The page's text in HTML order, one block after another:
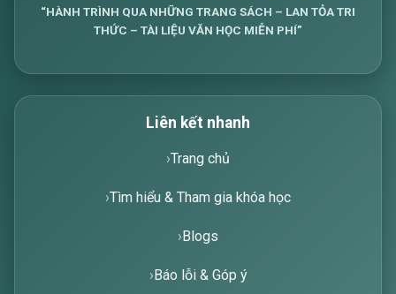
“HÀNH TRÌNH QUA NHỮNG TRANG SÁCH – LAN TỎA TRI
THỨC – TÀI LIỆU VĂN HỌC MIỄN PHÍ”
Liên kết nhanh
Trang chủ
Tìm hiểu & Tham gia khóa học
Blogs
Báo lỗi & Góp ý